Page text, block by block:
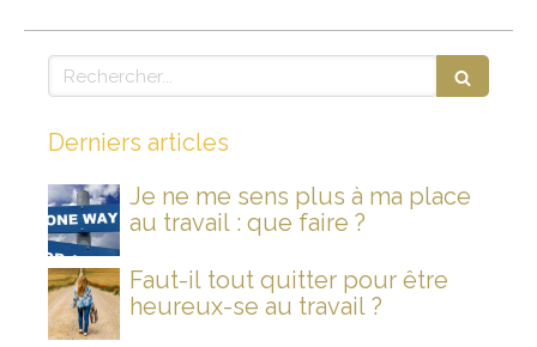
Rechercher
Derniers articles
Je ne me sens plus à ma place
au travail : que faire ?
Faut-il tout quitter pour être
heureux-se au travail ?